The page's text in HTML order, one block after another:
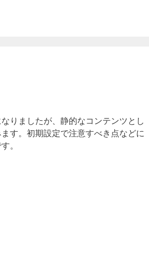
りましたが、静的なコンテンツとし
す。初期設定で注意すべき点などに
。